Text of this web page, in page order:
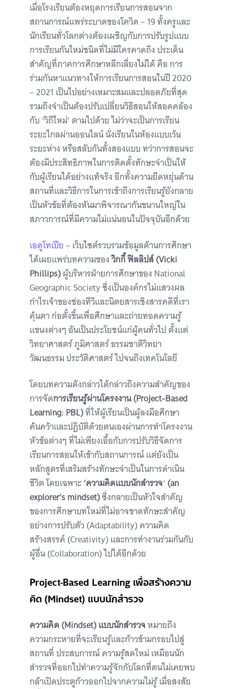
เมื่อโรงเรียนต้องหยุดการเรียนการสอนจาก
สถานการณ์แพร่ระบาดของโควิด – 19 ทั้งครูและ
นักเรียนทั่วโลกต่างต้องเผชิญกับการปรับรูปแบบ
การเรียนกันใหม่ชนิดที่ไม่มีใครคาดถึง ประเด็น
สำคัญที่ภาคการศึกษาหลีกเลี่ยงไม่ได้ คือ การ
ร่วมกันหาแนวทางให้การเรียนการสอนในปี 2020
– 2021 เป็นไปอย่างเหมาะสมและปลอดภัยที่สุด
รวมถึงจำเป็นต้องปรับเปลี่ยนวิธีสอนให้สอดคล้อง
กับ ‘วิถีใหม่’ ตามไปด้วย ไม่ว่าจะเป็นการเรียน
ระยะไกลผ่านออนไลน์ นั่งเรียนในห้องแบบเว้น
ระยะห่าง หรือสลับกันทั้งสองแบบ ทว่าการสอนจะ
ต้องมีประสิทธิภาพในการติดตั้งทักษะจำเป็นให้
กับผู้เรียนได้อย่างแท้จริง อีกทั้งความยืดหยุ่นด้าน
สถานที่และวิธีการในการเข้าถึงการเรียนรู้ยังกลาย
เป็นหัวข้อที่ต้องหันมาพิจารณากันขนานใหญ่ใน
สภาวการณ์ที่มีความไม่แน่นอนในปัจจุบันอีกด้วย
เอดูโทเปีย – เว็บไซต์รวบรวมข้อมูลด้านการศึกษา
ได้เผยแพร่บทความของวิกกี้ ฟิลลิปส์(Vicki
Phillips)ผู้บริหารฝ่ายการศึกษาของ National
Geographic Society ซึ่งเป็นองค์กรไม่แสวงผล
กำไรเจ้าของช่องทีวีและนิตยสารเชิงสารคดีที่เรา
คุ้นตา ก่อตั้งขึ้นเพื่อศึกษาและถ่ายทอดความรู้
แขนงต่างๆ อันเป็นประโยชน์แก่ผู้คนทั่วไป ตั้งแต่
วิทยาศาสตร์ ภูมิศาสตร์ ธรรมชาติวิทยา
วัฒนธรรม ประวัติศาสตร์ ไปจนถึงเทคโนโลยี
โดยบทความดังกล่าวได้กล่าวถึงความสำคัญของ
การจัดการเรียนรู้ผ่านโครงงาน (Project-Based
Learning: PBL)ที่ให้ผู้เรียนเป็นผู้ลงมือศึกษา
ค้นคว้าและปฏิบัติด้วยตนเองผ่านการทำโครงงาน
หัวข้อต่างๆ ที่ไม่เพียงเอื้อกับการปรับวิธีจัดการ
เรียนการสอนให้เข้ากับสถานการณ์ แต่ยังเป็น
หลักสูตรที่เสริมสร้างทักษะจำเป็นในการดำเนิน
ชีวิต โดยเฉพาะ ‘ความคิดแบบนักสำรวจ‘ (an
explorer’s mindset)ซึ่งกลายเป็นหัวใจสำคัญ
ของการศึกษาบทใหม่ที่ไม่อาจขาดทักษะสำคัญ
อย่างการปรับตัว (Adaptability) ความคิด
สร้างสรรค์ (Creativity) และการทำงานร่วมกันกับ
ผู้อื่น (Collaboration) ไปได้อีกด้วย
Project-Based Learning เพื่อสร้างความ
คิด (Mindset) แบบนักสำรวจ
ความคิด (Mindset) แบบนักสำรวจหมายถึง
ความกระหายที่จะเรียนรู้และก้าวข้ามกรอบไปสู่
สถานที่ ประสบการณ์ ความรู้สดใหม่ เหมือนนัก
สำรวจที่ออกไปทำความรู้จักกับโลกที่ตนไม่เคยพบ
กล้าเปิดประตูก้าวออกไปจากความไม่รู้ เมื่อสงสัย